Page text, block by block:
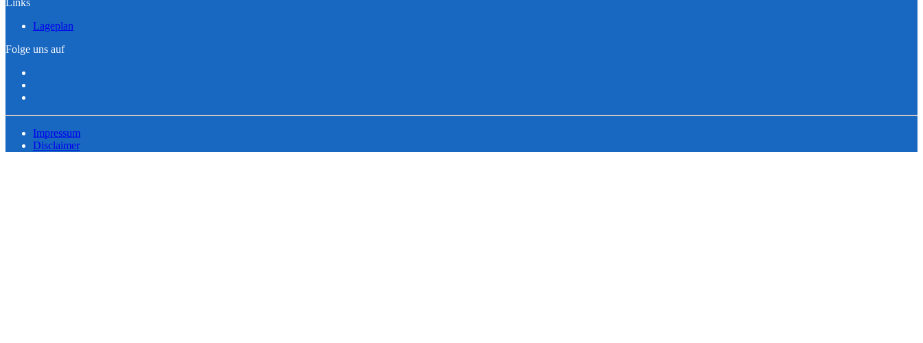
Links
Lageplan
Folge uns auf
Impressum
Disclaimer